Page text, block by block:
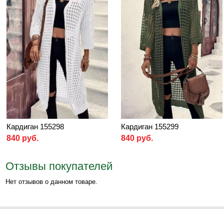
Кардиган 155298
840 руб.
Кардиган 155299
840 руб.
Отзывы покупателей
Нет отзывов о данном товаре.